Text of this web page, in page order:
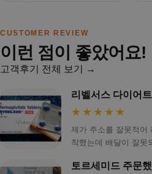
CUSTOMER REVIEW
이런 점이 좋았어요!
고객후기 전체 보기 →
리벨서스 다이어
★★★★★
제가 주소를 잘못적어
착했는데 배달이 잘못
토르세미드 주문